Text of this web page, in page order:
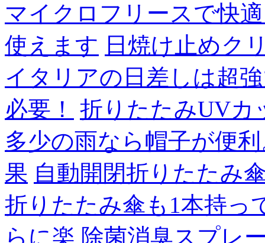
マイクロフリースで快
使えます 日焼け止めク
イタリアの日差しは超
必要！
折りたたみUVカ
多少の雨なら帽子が便
果 自動開閉折りたたみ
折りたたみ傘も1本持っ
らに楽 除菌消臭スプレ